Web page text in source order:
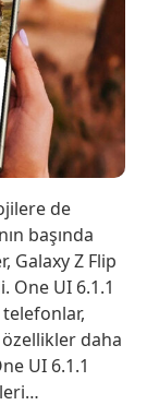
de
başında
Galaxy Z Flip
One UI 6.1.1
daha
UI 6.1.1